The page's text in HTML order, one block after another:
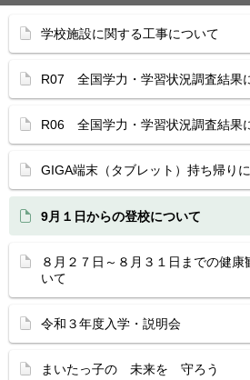
学校施設に関する工事について
R07 全国学力・学習状況調査結果
R06 全国学力・学習状況調査結果
GIGA端末（タブレット）持ち帰り
9月１日からの登校について
８月２７日～８月３１日までの健康
いて
令和３年度入学・説明会
まいたっ子の 未来を 守ろう